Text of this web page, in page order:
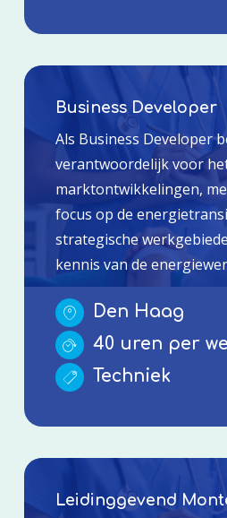
Business Developer
Als Business Developer
verantwoordelijk voor
marktontwikkelingen,
focus op de
strategische
kennis van de
Den Haag
40 uren per
Techniek
Leidinggevend